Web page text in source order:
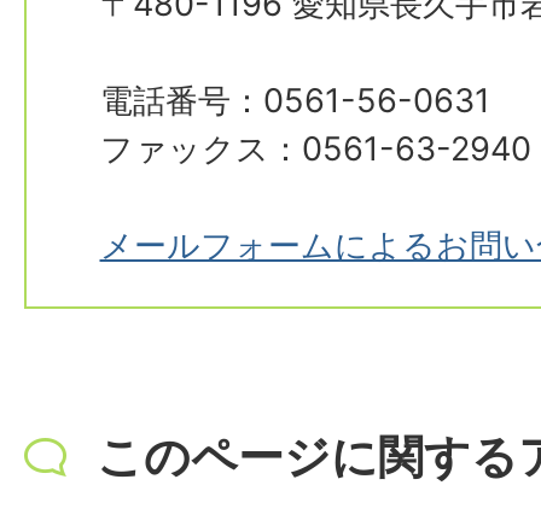
電話番号：0561-56-0631
ファックス：0561-63-2940
メールフォームによるお問
このページに関する